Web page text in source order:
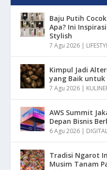
Baju Putih
Apa? Ini
Stylish
7 Agu 2026 |
Kimpul Jadi
yang Baik untuk
7 Agu 2026 |
AWS Summit
Depan Bisnis
6 Agu 2026 |
Tradisi Ngarot
Musim Tanam